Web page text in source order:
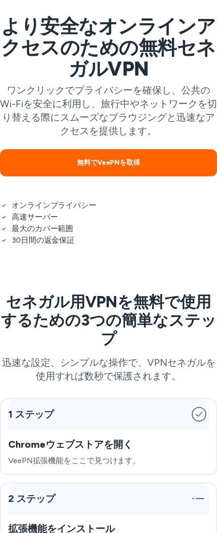
より安全なオンラインア
クセスのための無料セネ
ガルVPN
ワンクリックでプライバシーを確保し、公共の
Wi-Fiを安全に利用し、旅行中やネットワークを切
り替える際にスムーズなブラウジングと迅速なア
クセスを提供します。
無料でVeePNを取得
オンラインプライバシー
高速サーバー
最大のカバー範囲
30日間の返金保証
セネガル用VPNを無料で使用
するための3つの簡単なステッ
プ
迅速な設定、シンプルな操作で、VPNセネガルを
使用すれば数秒で保護されます。
1 ステップ
Chromeウェブストアを開く
VeePN拡張機能をここ で見つけます。
2 ステップ
拡張機能をインストール